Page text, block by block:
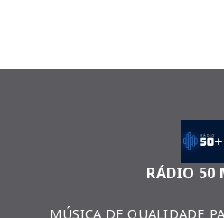
RÁDIO 50
MÚSICA DE QUALIDADE